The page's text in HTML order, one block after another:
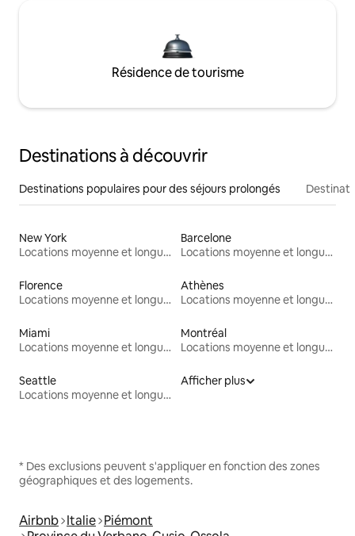
Résidence de tourisme
Destinations à découvrir
Destinations populaires pour des séjours prolongés
New York
Locations moyenne et longue durée
Barcelone
Locations moyenne et longue durée
Florence
Locations moyenne et longue durée
Athènes
Locations moyenne et longue durée
Miami
Locations moyenne et longue durée
Montréal
Locations moyenne et longue durée
Seattle
Locations moyenne et longue durée
Afficher plus
* Des exclusions peuvent s'appliquer en fonction des zones
géographiques et des logements.
Airbnb Italie Piémont